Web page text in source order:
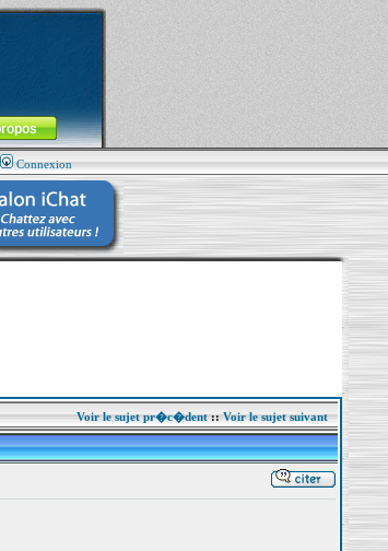
Connexion
Voir le sujet pr�c�dent::Voir le sujet suivant